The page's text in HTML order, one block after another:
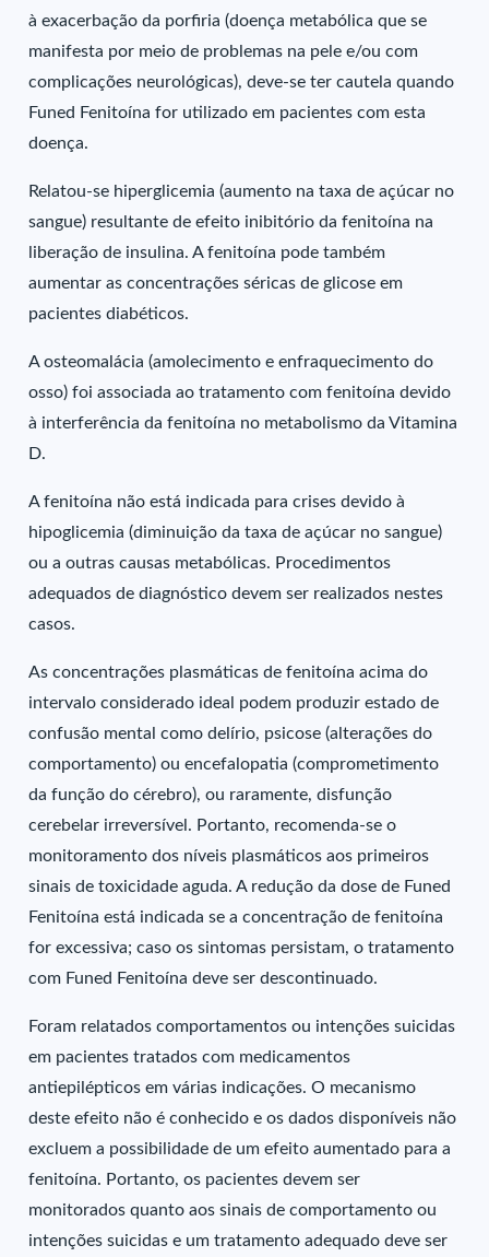
à exacerbação da porfiria (doença metabólica que se
manifesta por meio de problemas na pele e/ou com
complicações neurológicas), deve-se ter cautela quando
Funed Fenitoína for utilizado em pacientes com esta
doença.
Relatou-se hiperglicemia (aumento na taxa de açúcar no
sangue) resultante de efeito inibitório da fenitoína na
liberação de insulina. A fenitoína pode também
aumentar as concentrações séricas de glicose em
pacientes diabéticos.
A osteomalácia (amolecimento e enfraquecimento do
osso) foi associada ao tratamento com fenitoína devido
à interferência da fenitoína no metabolismo da Vitamina
D.
A fenitoína não está indicada para crises devido à
hipoglicemia (diminuição da taxa de açúcar no sangue)
ou a outras causas metabólicas. Procedimentos
adequados de diagnóstico devem ser realizados nestes
casos.
As concentrações plasmáticas de fenitoína acima do
intervalo considerado ideal podem produzir estado de
confusão mental como delírio, psicose (alterações do
comportamento) ou encefalopatia (comprometimento
da função do cérebro), ou raramente, disfunção
cerebelar irreversível. Portanto, recomenda-se o
monitoramento dos níveis plasmáticos aos primeiros
sinais de toxicidade aguda. A redução da dose de Funed
Fenitoína está indicada se a concentração de fenitoína
for excessiva; caso os sintomas persistam, o tratamento
com Funed Fenitoína deve ser descontinuado.
Foram relatados comportamentos ou intenções suicidas
em pacientes tratados com medicamentos
antiepilépticos em várias indicações. O mecanismo
deste efeito não é conhecido e os dados disponíveis não
excluem a possibilidade de um efeito aumentado para a
fenitoína. Portanto, os pacientes devem ser
monitorados quanto aos sinais de comportamento ou
intenções suicidas e um tratamento adequado deve ser